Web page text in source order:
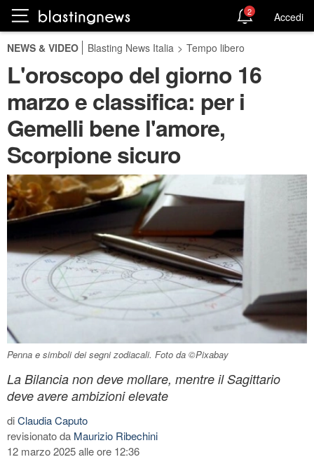
2 Accedi
NEWS & VIDEO Blasting News Italia > Tempo libero
L'oroscopo del giorno 16
marzo e classifica: per i
Gemelli bene l'amore,
Scorpione sicuro
Penna e simboli dei segni zodiacali. Foto da ©Pixabay
La Bilancia non deve mollare, mentre il Sagittario
deve avere ambizioni elevate
diClaudia Caputo
revisionato da Maurizio Ribechini
12 marzo 2025 alle ore 12:36